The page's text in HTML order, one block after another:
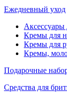
Ежедневный уход
Аксессуары
Кремы для
Кремы для
Кремы,
Подарочные
Средства для